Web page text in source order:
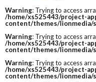
Warning: Trying to access
/home/xs525443/project-
content/themes/lionmedia/
Warning: Trying to access
/home/xs525443/project-
content/themes/lionmedia/
Warning: Trying to access
/home/xs525443/project-
content/themes/lionmedia/